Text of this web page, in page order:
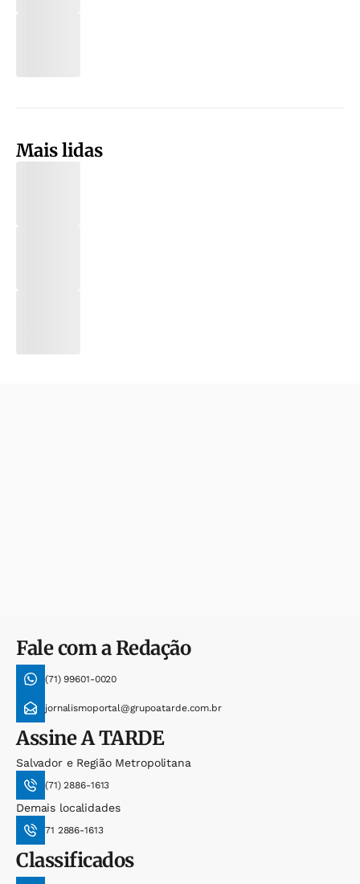
Mais lidas
Fale com a Redação
(71) 99601-0020
jornalismoportal@grupoatarde.com.br
AssineA TARDE
Salvador e Região Metropolitana
(71) 2886-1613
Demais localidades
71 2886-1613
Classificados